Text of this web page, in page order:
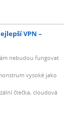
VPN –
nebudou fungovat
vysoké jako
čtečka, cloudová